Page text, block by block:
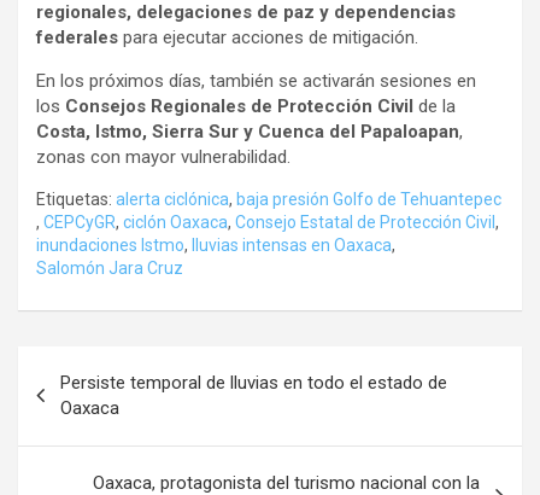
regionales, delegaciones de paz y dependencias
federales para ejecutar acciones de mitigación.
En los próximos días, también se activarán sesiones en
los Consejos Regionales de Protección Civil de la
Costa, Istmo, Sierra Sur y Cuenca del Papaloapan,
zonas con mayor vulnerabilidad.
Etiquetas: alerta ciclónica, baja presión Golfo de Tehuantepec
, CEPCyGR, ciclón Oaxaca, Consejo Estatal de Protección Civil ,
inundaciones Istmo, lluvias intensas en Oaxaca,
Salomón Jara Cruz
de
entradas
Persiste temporal de lluvias en todo el estado de
Oaxaca
Oaxaca, protagonista del turismo nacional con la